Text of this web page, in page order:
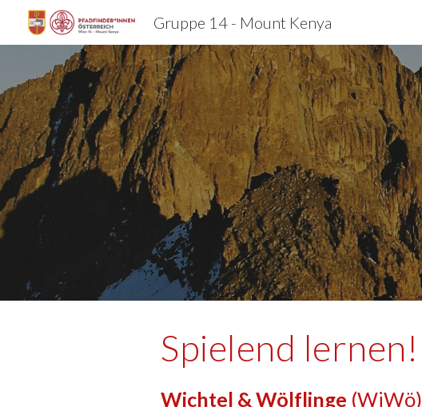
Gruppe 14 - Mount Kenya
Spielend lernen!
Wichtel & Wölflinge (WiWö)